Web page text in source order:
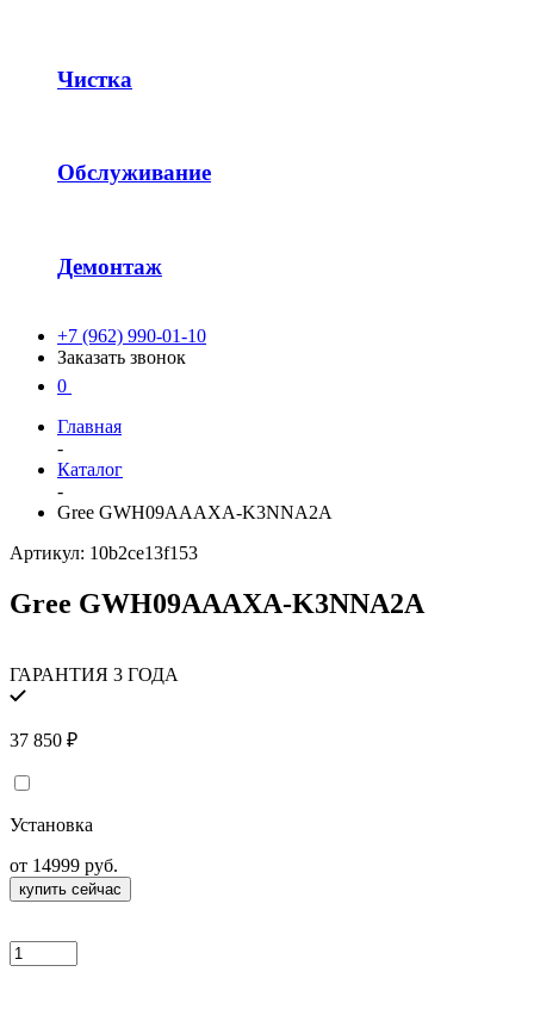
Чистка
Обслуживание
Демонтаж
+7 (962) 990-01-10
Заказать звонок
0
Главная
-
Каталог
-
Gree GWH09AAAXA-K3NNA2A
Артикул: 10b2ce13f153
Gree GWH09AAAXA-K3NNA2A
ГАРАНТИЯ 3 ГОДА
37 850 ₽
Установка
от 14999 руб.
купить сейчас